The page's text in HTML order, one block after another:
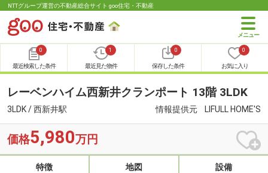
NTTグループ運営の不動産総合サイト goo住宅・不動産
0
最近検索した条件
1
最近見た物件
0
保存した条件
0
お気に入り
レーベンハイム西新井クランポート 13階 3LDK
3LDK / 西新井駅 情報提供元 LIFULL HOME'S
価格5,980万円
特徴 地図 設備